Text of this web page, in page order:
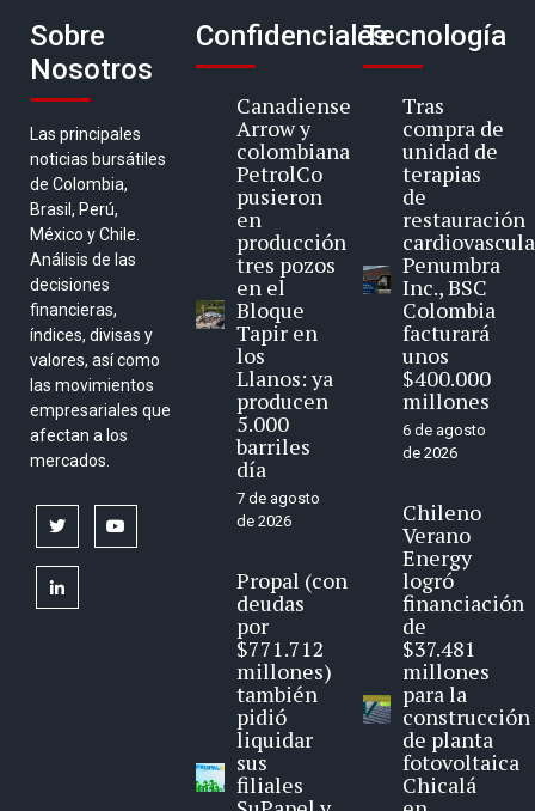
Sobre
Nosotros
Las principales
noticias bursátiles
de Colombia,
Brasil, Perú,
México y Chile.
Análisis de las
decisiones
financieras,
índices, divisas y
valores, así como
las movimientos
empresariales que
afectan a los
mercados.
twitter
linkedin
Confidenciales
Canadiense
Arrow y
colombiana
PetrolCo
pusieron
en
producción
tres pozos
en el
Bloque
Tapir en
los
Llanos: ya
producen
5.000
barriles
día
7 de agosto
de 2026
Propal (con
deudas
por
$771.712
millones)
también
pidió
liquidar
sus
filiales
Tecnología
Tras
compra de
unidad de
terapias
de
restauración
Penumbra
Inc., BSC
Colombia
facturará
unos
$400.000
millones
6 de agosto
de 2026
Chileno
Verano
Energy
logró
financiación
de
$37.481
millones
para la
construcción
de planta
fotovoltaica
Chicalá